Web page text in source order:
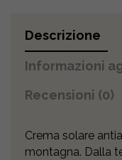
Descrizione
Informazioni
Recensioni (0)
Crema solare
montagna. Dalla